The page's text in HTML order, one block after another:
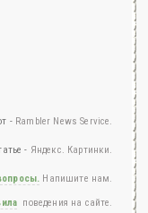
- Rambler News Service.
- Яндекс. Картинки.
Напишите нам.
поведения на сайте.